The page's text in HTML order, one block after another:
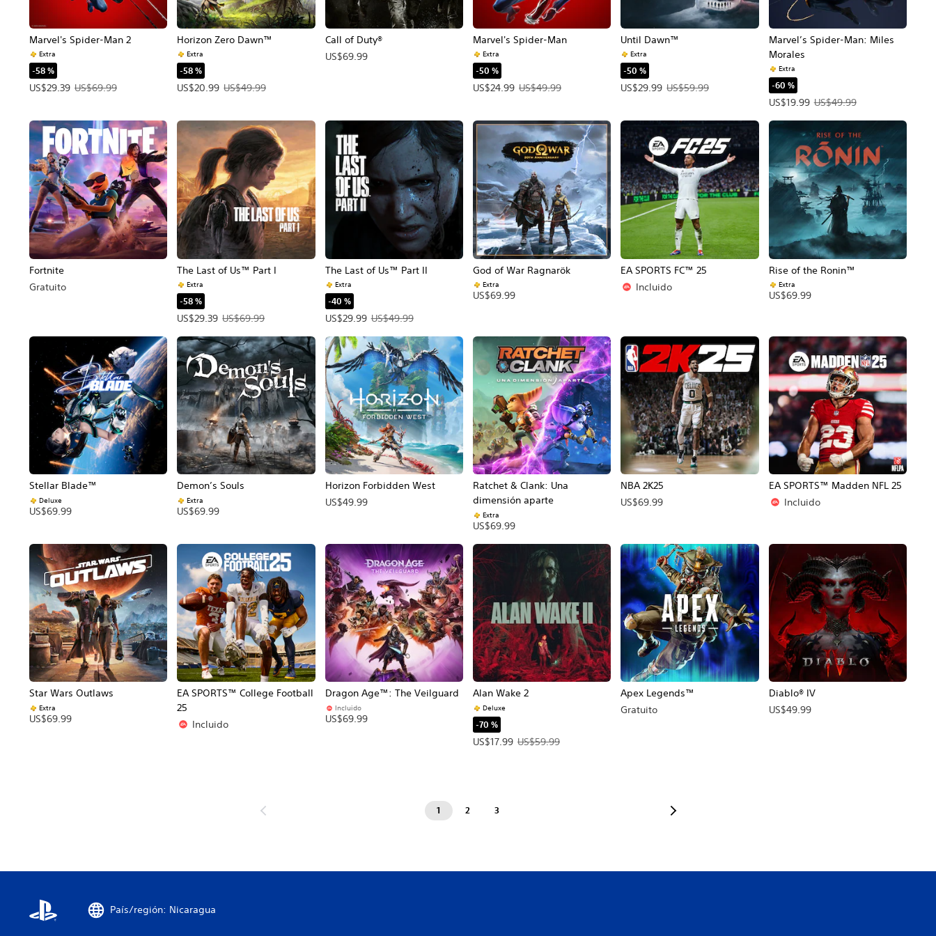
Marvel's Spider-Man 2
Extra
-58 %
US$29.39
Precio de la oferta: US$29.39. Precio original: US$69.99.
US$69.99
Horizon Zero Dawn™
Extra
-58 %
US$20.99
Precio de la oferta: US$20.99. Precio original: US$49.99.
US$49.99
Call of Duty®
US$69.99
Marvel's Spider-Man
Extra
-50 %
US$24.99
Precio de la oferta: US$24.99. Precio original: US$49.99.
US$49.99
Until Dawn™
Extra
-50 %
US$29.99
Precio de la oferta: US$29.99. Precio original: US$59.99.
US$59.99
Marvel’s Spider-Man: Miles
Morales
Extra
-60 %
US$19.99
Precio de la oferta: US$19.99.
US$49.99
Fortnite
Gratuito
The Last of Us™ Part I
Extra
-58 %
US$29.39
Precio de la oferta: US$29.39. Precio original: US$69.99.
US$69.99
The Last of Us™ Part II
Extra
-40 %
US$29.99
Precio de la oferta: US$29.99. Precio original: US$49.99.
US$49.99
God of War Ragnarök
Extra
US$69.99
EA SPORTS FC™ 25
Incluido
Rise of the Ronin™
Extra
US$69.99
Stellar Blade™
Deluxe
US$69.99
Demon’s Souls
Extra
US$69.99
Horizon Forbidden West
US$49.99
Ratchet & Clank: Una
dimensión aparte
Extra
US$69.99
NBA 2K25
US$69.99
EA SPORTS™ Madden NFL 25
Incluido
Star Wars Outlaws
Extra
US$69.99
EA SPORTS™ College Football
25
Incluido
Dragon Age™: The Veilguard
Incluido
US$69.99
Alan Wake 2
Deluxe
-70 %
US$17.99
Precio de la oferta: US$17.99. Precio original: US$59.99.
US$59.99
Apex Legends™
Gratuito
Diablo® IV
US$49.99
1 2 3
País/región: Nicaragua